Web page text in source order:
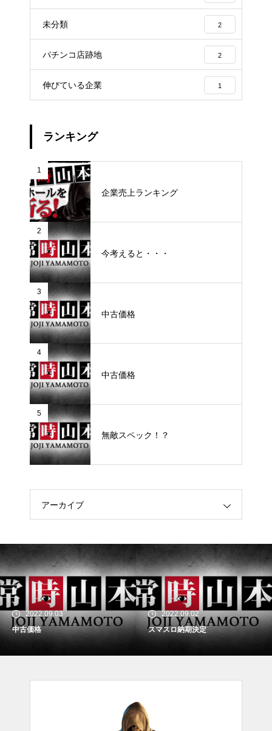
未分類 2
パチンコ店跡地 2
伸びている企業 1
ランキング
1
企業売上ランキング
2
今考えると・・・
3
中古価格
4
中古価格
5
無敵スペック！？
アーカイブ
2022.09.03
中古価格
2022.09.02
スマスロ納期決定